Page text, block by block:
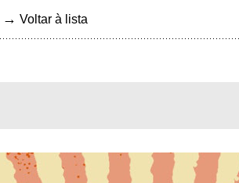
→ Voltar à lista